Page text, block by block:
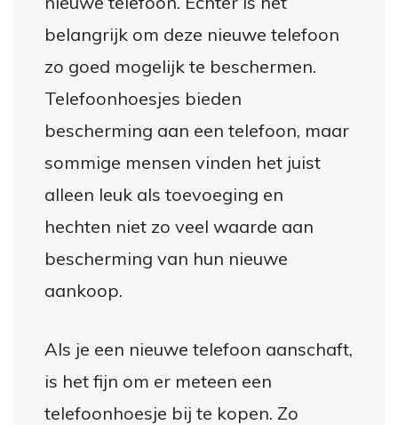
belangrijk om deze nieuwe telefoon
zo goed mogelijk te beschermen.
Telefoonhoesjes bieden
bescherming aan een telefoon, maar
sommige mensen vinden het juist
alleen leuk als toevoeging en
hechten niet zo veel waarde aan
bescherming van hun nieuwe
aankoop.
Als je een nieuwe telefoon aanschaft,
is het fijn om er meteen een
telefoonhoesje bij te kopen. Zo